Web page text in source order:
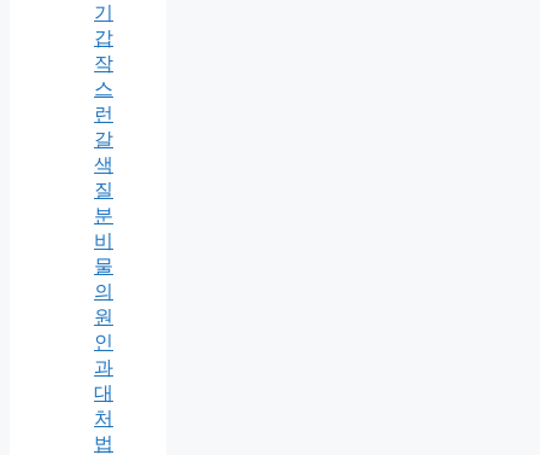
기
갑
작
스
런
갈
색
질
분
비
물
의
원
인
과
대
처
법